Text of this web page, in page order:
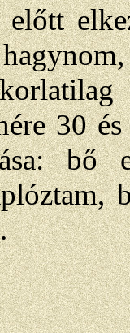
előtt
30